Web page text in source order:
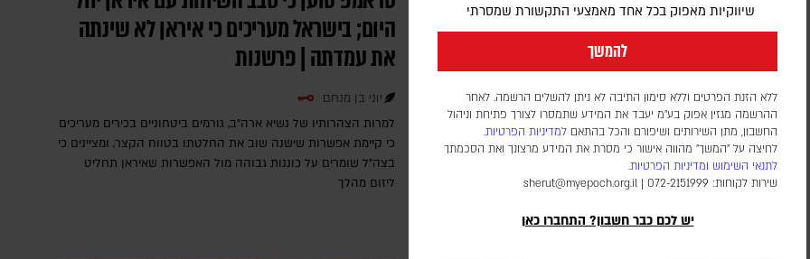
שיווקיות מאפוק בכל אחד מאמצעי התקשורת שמסרתי
להמשך
ללא הזנת הפרטים וללא סימון התיבה לא ניתן להשלים הרשמה. לאחר
ההרשמה מגזין אפוק בע״מ יעבד את המידע שתמסרו לצורך פתיחת וניהול
החשבון, מתן השירותים ושיפורם והכל בהתאם למדיניות הפרטיות.
לחיצה על "המשך" מהווה אישור כי מסרת את המידע מרצונך ואת הסכמתך
לתנאי השימוש ומדיניות הפרטיות.
שירות לקוחות: 072-2151999 |
sherut@myepoch.org.il
יש לכם כבר חשבון? התחברו כאן
פרשנות
יוני בן מנחם
יצוא הנפט נפגע, הסחר הימי מצטמצם והלחץ על המשק גובר;
וושינגטון מבקשת לתרגם את המחיר הכלכלי לשינוי מדיני, וטהראן
מהמרת שתוכל להחזיק מעמד
היום; בישראל מעריכים כי איראן לא שינתה
את עמדתה | פרשנות
יוני בן מנחם
למרות הצהרותיו של נשיא ארה"ב, גורמים ביטחוניים בכירים מעריכים
כי קיימת אפשרות שישנה שוב את החלטתו בטווח הקצר, ומציינים כי
בצה"ל שומרים על כוננות גבוהה מול האפשרות שאיראן תחליט
ליזום מהלך